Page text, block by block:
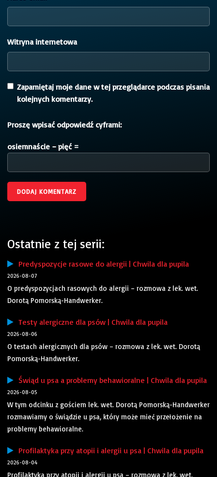
Witryna internetowa
Zapamiętaj moje dane w tej przeglądarce podczas pisania
kolejnych komentarzy.
Proszę wpisać odpowiedź cyframi:
osiemnaście − pięć =
Ostatnie z tej serii:
Predyspozycje rasowe do alergii | Chwila dla pupila
2026-08-07
O predyspozycjach rasowych do alergii – rozmowa z lek. wet.
Dorotą Pomorską-Handwerker.
Testy alergiczne dla psów | Chwila dla pupila
2026-08-06
O testach alergicznych dla psów – rozmowa z lek. wet. Dorotą
Pomorską-Handwerker.
Świąd u psa a problemy behawioralne | Chwila dla pupila
2026-08-05
W tym odcinku z gościem lek. wet. Dorotą Pomorską-Handwerker
rozmawiamy o świądzie u psa, który może mieć przełożenie na
problemy behawioralne.
Profilaktyka przy atopii i alergii u psa | Chwila dla pupila
2026-08-04
Profilaktyka przy atopii i alergii u psa – rozmowa z lek. wet.